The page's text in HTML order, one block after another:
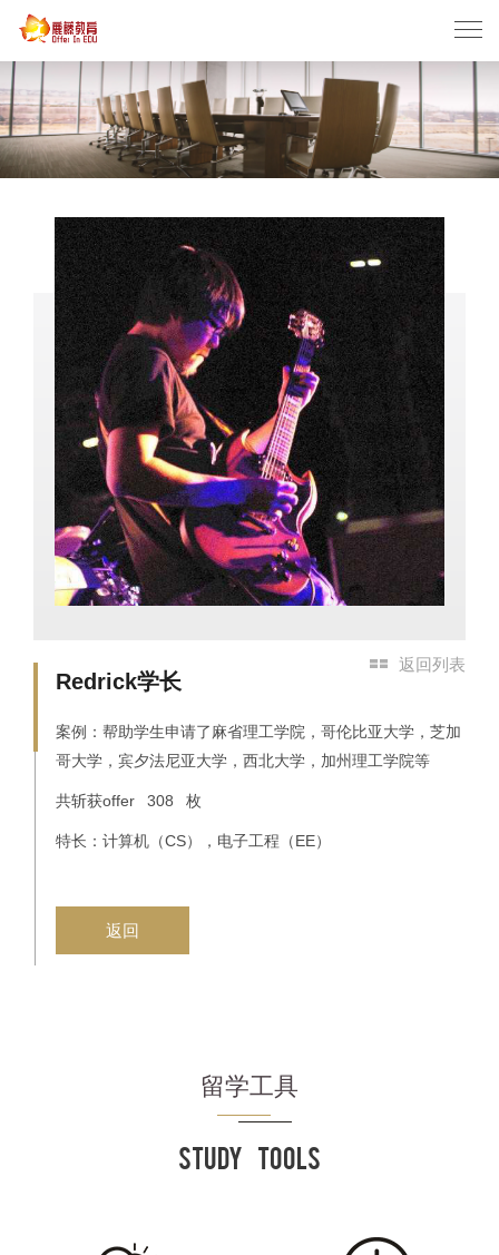
返回列表
Redrick学长
案例：帮助学生申请了麻省理工学院，哥伦比亚大学，芝加
哥大学，宾夕法尼亚大学，西北大学，加州理工学院等
共斩获offer 308 枚
特长：计算机（CS），电子工程（EE）
返回
留学工具
STUDY TOOLS